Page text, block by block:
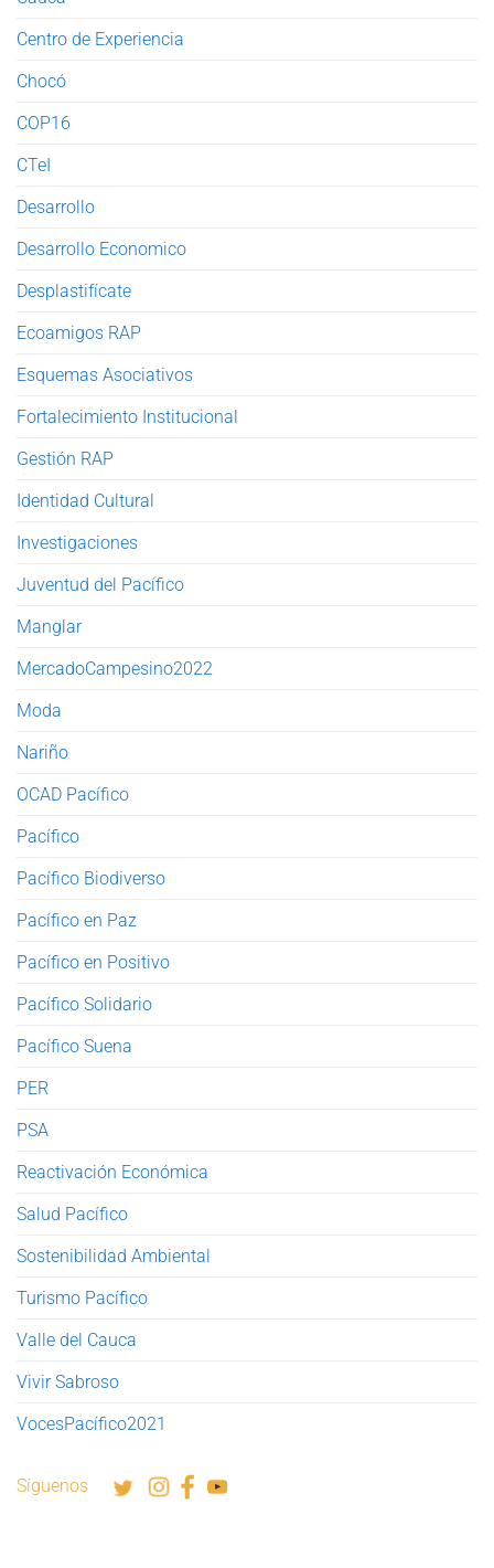
Centro de Experiencia
Chocó
COP16
CTeI
Desarrollo
Desarrollo Economico
Desplastifícate
Ecoamigos RAP
Esquemas Asociativos
Fortalecimiento Institucional
Gestión RAP
Identidad Cultural
Investigaciones
Juventud del Pacífico
Manglar
MercadoCampesino2022
Moda
Nariño
OCAD Pacífico
Pacífico
Pacífico Biodiverso
Pacífico en Paz
Pacífico en Positivo
Pacífico Solidario
Pacífico Suena
PER
PSA
Reactivación Económica
Salud Pacífico
Sostenibilidad Ambiental
Turismo Pacífico
Valle del Cauca
Vivir Sabroso
VocesPacífico2021
Síguenos